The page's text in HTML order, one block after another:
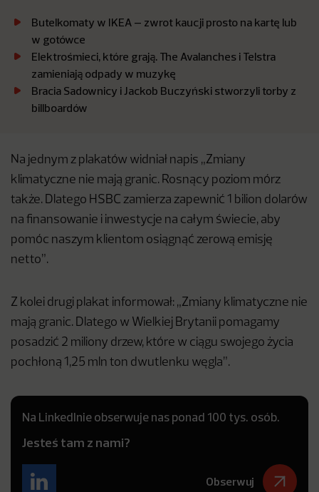
Butelkomaty w IKEA – zwrot kaucji prosto na kartę lub
w gotówce
Elektrośmieci, które grają. The Avalanches i Telstra
zamieniają odpady w muzykę
Bracia Sadownicy i Jackob Buczyński stworzyli torby z
billboardów
Na jednym z plakatów widniał napis „Zmiany
klimatyczne nie mają granic. Rosnący poziom mórz
także. Dlatego HSBC zamierza zapewnić 1 bilion dolarów
na finansowanie i inwestycje na całym świecie, aby
pomóc naszym klientom osiągnąć zerową emisję
netto”.
Z kolei drugi plakat informował: „Zmiany klimatyczne nie
mają granic. Dlatego w Wielkiej Brytanii pomagamy
posadzić 2 miliony drzew, które w ciągu swojego życia
pochłoną 1,25 mln ton dwutlenku węgla”.
Na LinkedInie obserwuje nas ponad 100 tys. osób.
Jesteś tam z nami?
Obserwuj